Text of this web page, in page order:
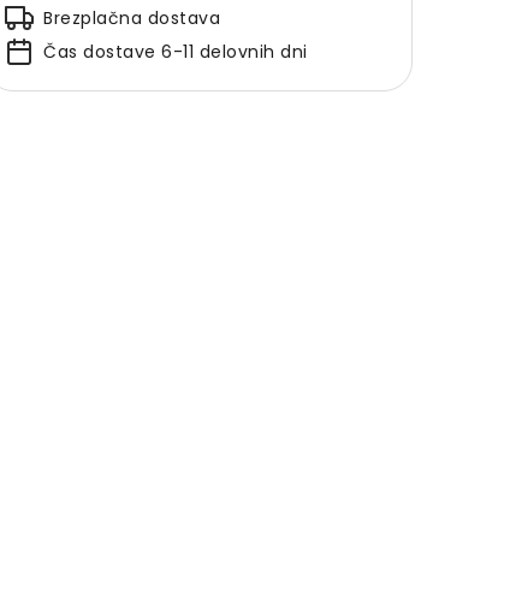
Brezplačna dostava
Čas dostave 6-11 delovnih dni